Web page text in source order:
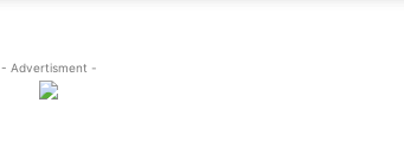
- Advertisment -